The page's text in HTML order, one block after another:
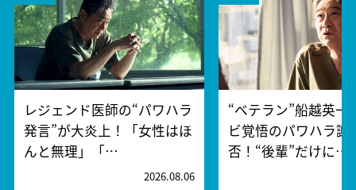
レジェンド医師の“パワハラ
発言”が大炎上！「女性はほ
んと無理」「…
2026.08.06
“ベテラン”船越英一
ビ覚悟のパワハラ謝
否！“後輩”だけに…